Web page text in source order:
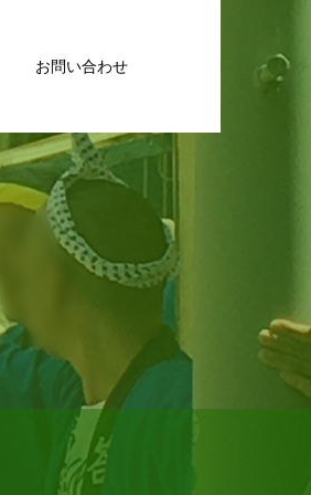
お問い合わせ